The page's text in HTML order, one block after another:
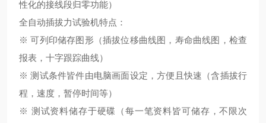
性化的接线段归零功能）
全自动插拔力试验机特点：
※ 可列印储存图形（插拔位移曲线图，寿命曲线图，检查
报表，十字跟踪曲线）
※ 测试条件皆件由电脑画面设定，方便且快速（含插拔行
程，速度，暂停时间等）
※ 测试资料储存于硬碟（每一笔资料皆可储存，不限次